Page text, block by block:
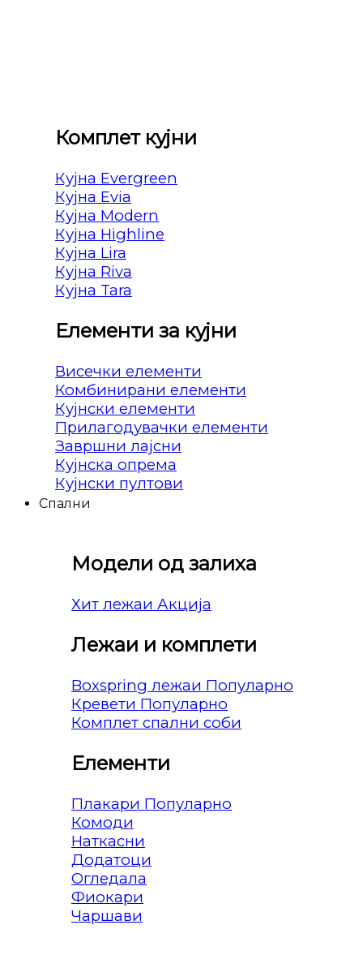
Комплет кујни
Кујна Evergreen
Кујна Evia
Кујна Modern
Кујна Highline
Кујна Lira
Кујна Riva
Кујна Tara
Елементи за кујни
Висечки елементи
Комбинирани елементи
Кујнски елементи
Прилагодувачки елементи
Завршни лајсни
Кујнска опрема
Кујнски пултови
Спални
Модели од залиха
Хит лежаи
Лежаи и комплети
Boxspring лежаи
Кревети
Комплет спални соби
Елементи
Плакари
Комоди
Наткасни
Додатоци
Огледала
Фиокари
Чаршави